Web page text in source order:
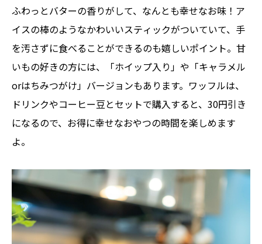
ふわっとバターの香りがして、なんとも幸せなお味！ア
イスの棒のようなかわいいスティックがついていて、手
を汚さずに食べることができるのも嬉しいポイント。甘
いもの好きの方には、「ホイップ入り」や「キャラメル
orはちみつがけ」バージョンもあります。ワッフルは、
ドリンクやコーヒー豆とセットで購入すると、30円引き
になるので、お得に幸せなおやつの時間を楽しめます
よ。